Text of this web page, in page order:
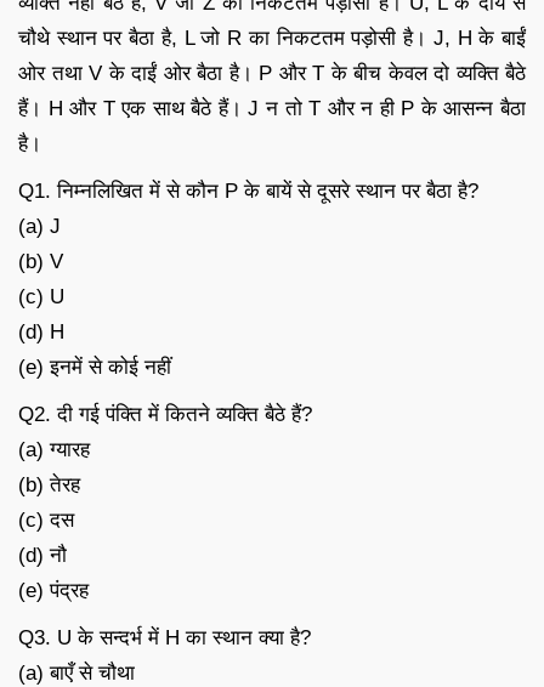
चौथे स्थान पर बैठा है, L जो R का निकटतम पड़ोसी है। J, H के बाईं
ओर तथा V के दाईं ओर बैठा है। P और T के बीच केवल दो व्यक्ति बैठे
हैं। H और T एक साथ बैठे हैं। J न तो T और न ही P के आसन्न बैठा
है।
Q1. निम्नलिखित में से कौन P के बायें से दूसरे स्थान पर बैठा है?
(a) J
(b) V
(c) U
(d) H
(e) इनमें से कोई नहीं
Q2. दी गई पंक्ति में कितने व्यक्ति बैठे हैं?
(a) ग्यारह
(b) तेरह
(c) दस
(d) नौ
(e) पंद्रह
Q3. U के सन्दर्भ में H का स्थान क्या है?
(a) बाएँ से चौथा